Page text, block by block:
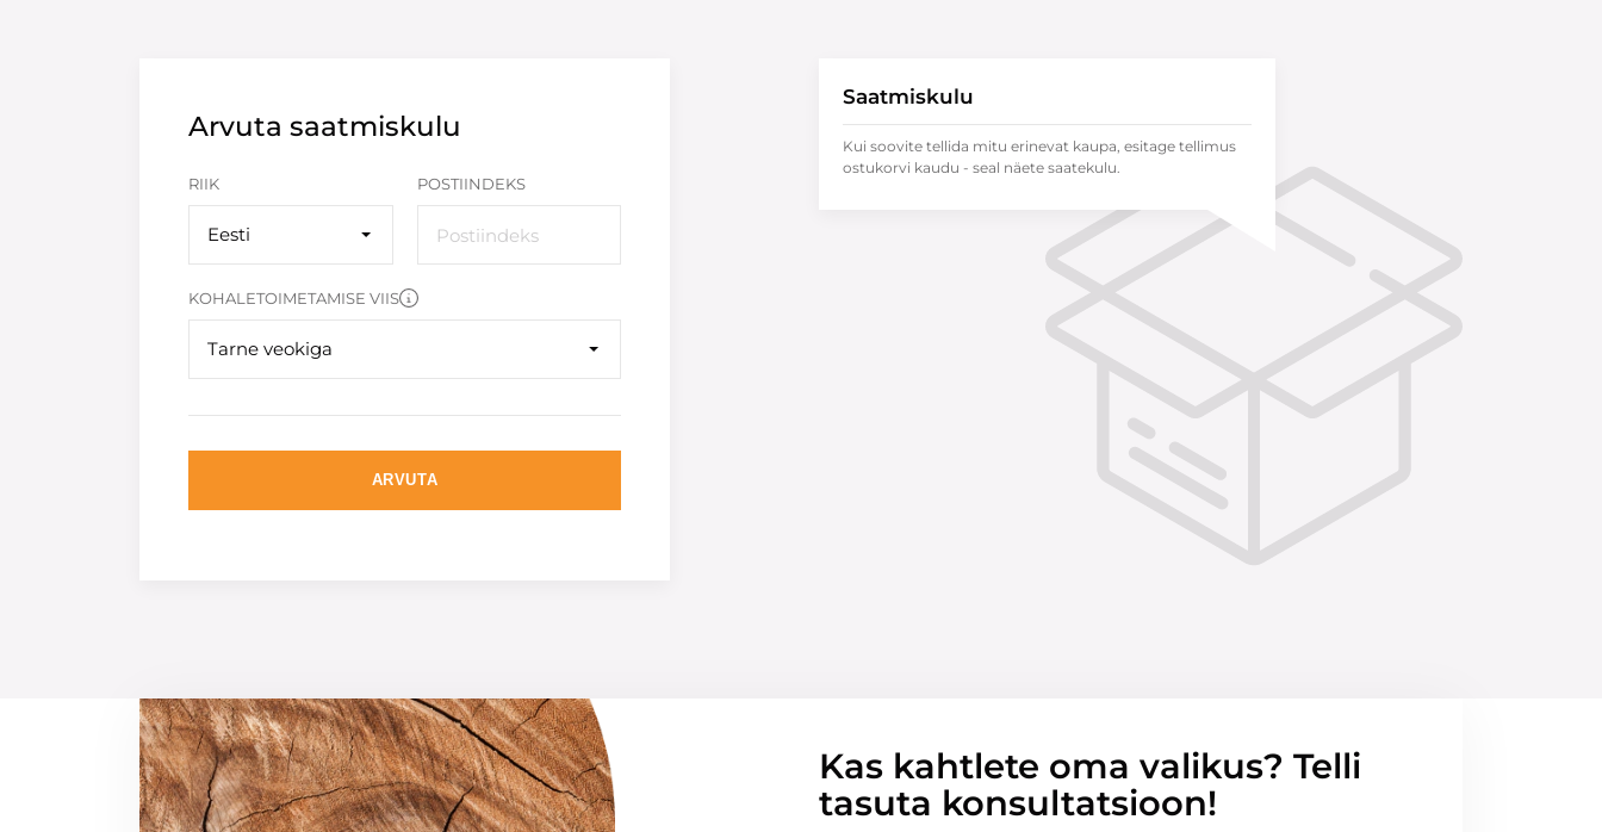
Arvuta saatmiskulu
RIIK
Eesti
POSTIINDEKS
KOHALETOIMETAMISE VIIS
Tarne veokiga
ARVUTA
Saatmiskulu
Kui soovite tellida mitu erinevat kaupa, esitage tellimus
ostukorvi kaudu - seal näete saatekulu.
Kas kahtlete oma valikus? Telli
tasuta konsultatsioon!